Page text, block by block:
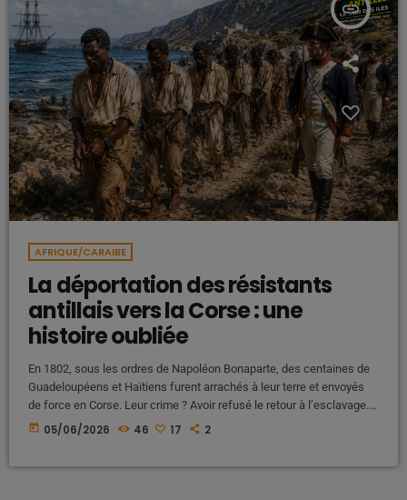
insert_link
AFRIQUE/CARAIBE
La déportation des résistants
antillais vers la Corse : une
histoire oubliée
En 1802, sous les ordres de Napoléon Bonaparte, des centaines de
Guadeloupéens et Haïtiens furent arrachés à leur terre et envoyés
de force en Corse. Leur crime ? Avoir refusé le retour à l’esclavage.
Voici l’histoire occultée d’une déportation politique et raciale qui a
today 05/06/2026 46 17 2